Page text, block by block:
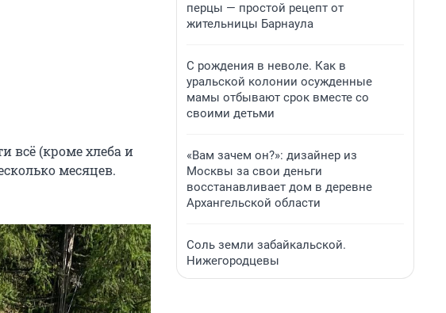
всё (кроме хлеба и
месяцев.
перцы — простой рецепт от
жительницы Барнаула
С рождения в неволе. Как в
уральской колонии осужденные
мамы отбывают срок вместе со
своими детьми
«Вам зачем он?»: дизайнер из
Москвы за свои деньги
восстанавливает дом в деревне
Архангельской области
Соль земли забайкальской.
Нижегородцевы